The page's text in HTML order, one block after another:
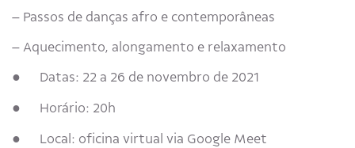
– Passos de danças afro e contemporâneas
– Aquecimento, alongamento e relaxamento
● Datas: 22 a 26 de novembro de 2021
● Horário: 20h
● Local: oficina virtual via Google Meet